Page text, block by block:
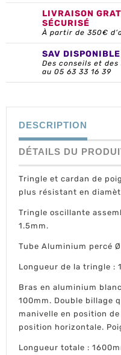
LIVRAISON
SÉCURISÉ
À partir de 350€
SAV
Des conseils et
au 05 63 33 16 39
DESCRIPTION
DÉTAILS DU
Tringle et cardan de
plus résistant en
Tringle oscillante
1.5mm.
Tube Aluminium percé
Longueur de la tringle :
Bras en aluminium
100mm. Double billage
manivelle en position
position horizontale.
Longueur totale :